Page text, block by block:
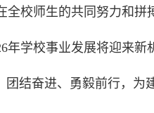
全校师生的共同努力和拼
年学校事业发展将迎来新
团结奋进、勇毅前行，为